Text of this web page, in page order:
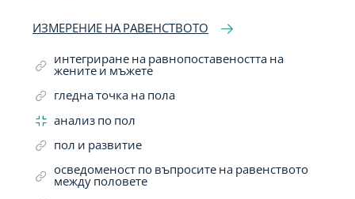
ИЗМЕРЕНИЕ НА РАВEНСТВОТО
интегриране на равнопоставеността на
жените и мъжете
гледна точка на пола
анализ по пол
пол и развитие
осведоменост по въпросите на равенството
между половете